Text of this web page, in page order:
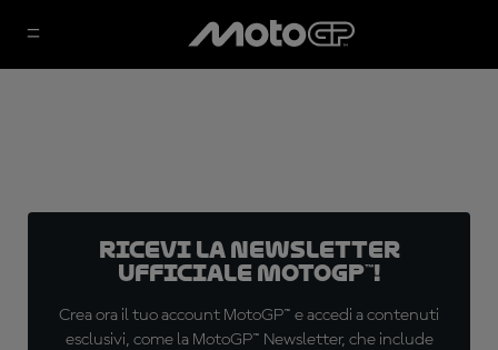
Ricevi la newsletter
ufficiale MotoGP™!
Crea ora il tuo account MotoGP™ e accedi a contenuti
esclusivi, come la MotoGP™ Newsletter, che include